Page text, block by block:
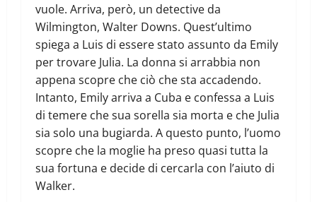
vuole. Arriva, però, un detective da
Wilmington, Walter Downs. Quest’ultimo
spiega a Luis di essere stato assunto da Emily
per trovare Julia. La donna si arrabbia non
appena scopre che ciò che sta accadendo.
Intanto, Emily arriva a Cuba e confessa a Luis
di temere che sua sorella sia morta e che Julia
sia solo una bugiarda. A questo punto, l’uomo
scopre che la moglie ha preso quasi tutta la
sua fortuna e decide di cercarla con l’aiuto di
Walker.